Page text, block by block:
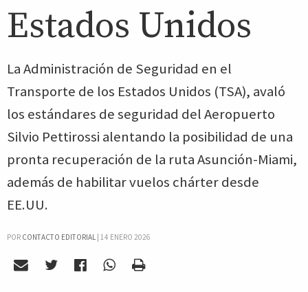
Estados Unidos
La Administración de Seguridad en el
Transporte de los Estados Unidos (TSA), avaló
los estándares de seguridad del Aeropuerto
Silvio Pettirossi alentando la posibilidad de una
pronta recuperación de la ruta Asunción-Miami,
además de habilitar vuelos chárter desde
EE.UU.
POR CONTACTO EDITORIAL| 14 ENERO 2026